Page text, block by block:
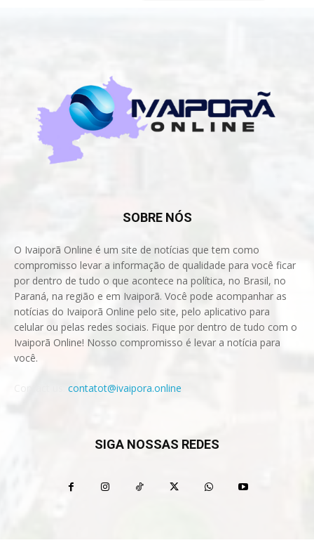
SOBRE NÓS
O Ivaiporã Online é um site de notícias que tem como
compromisso levar a informação de qualidade para você ficar
por dentro de tudo o que acontece na política, no Brasil, no
Paraná, na região e em Ivaiporã. Você pode acompanhar as
notícias do Ivaiporã Online pelo site, pelo aplicativo para
celular ou pelas redes sociais. Fique por dentro de tudo com o
Ivaiporã Online! Nosso compromisso é levar a notícia para
você.
contatot@ivaipora.online
SIGA NOSSAS REDES